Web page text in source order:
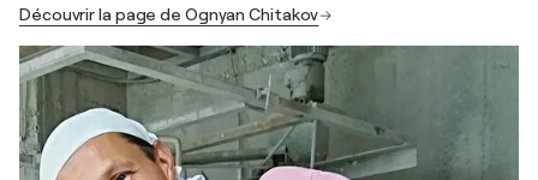
Découvrir la page de Ognyan Chitakov